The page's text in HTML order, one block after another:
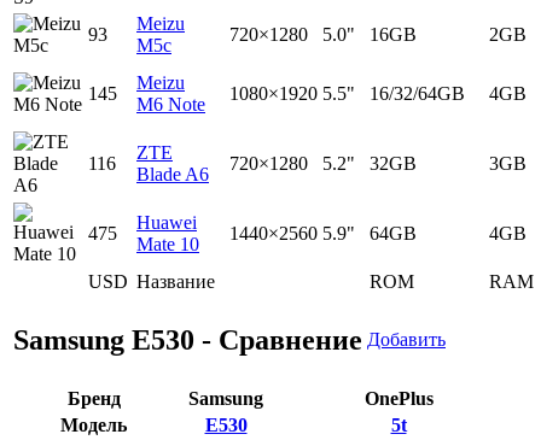
USD Название ROM RAM
93
Meizu
M5c
720×1280 5.0" 16GB 2GB
145
Meizu
M6 Note
1080×1920 5.5" 16/32/64GB 4GB
116
ZTE
Blade A6
720×1280 5.2" 32GB 3GB
475
Huawei
Mate 10
1440×2560 5.9" 64GB 4GB
Samsung E530 - Сравнение Добавить
Бренд Samsung
OnePlus
Модель
E530
5t